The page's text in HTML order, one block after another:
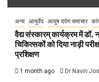
अन्य आयुर्वेद आयुष दर्पण समाचार
वैद्य संस्कारम् कार्यक्रम में
चिकित्सकों को दिया नाड़ी
प्रशिक्षण
1 month ago Dr Navin